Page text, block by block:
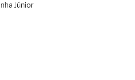
Júnior